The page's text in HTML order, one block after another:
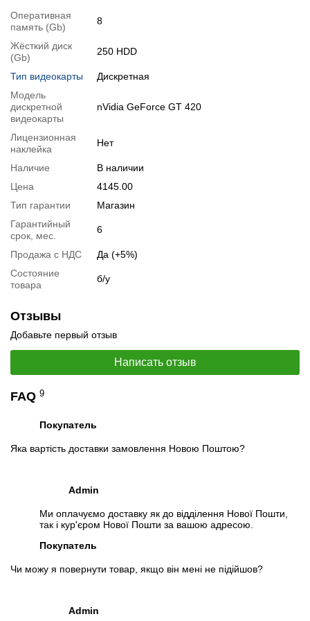
Тестирование видеокарты:
📧
Запрос оптовой цены
Отслеживать в Instagram
Отслеживать на Facebook
Оперативная
память (Gb)
8
Жёсткий диск
(Gb)
250 HDD
Тип видеокарты
Дискретная
Модель
дискретной
видеокарты
nVidia GeForce GT 420
Лицензионная
наклейка
Нет
Наличие
В наличии
Цена
4145.00
Тип гарантии
Магазин
Гарантийный
срок, мес.
6
Продажа с НДС
Да (+5%)
Состояние
товара
б/у
Отзывы
Добавьте первый отзыв
Написать отзыв
FAQ 9
Покупатель
Яка вартість доставки замовлення Новою Поштою?
Admin
Ми оплачуємо доставку як до відділення Нової Пошти,
так і кур'єром Нової Пошти за вашою адресою.
Покупатель
Чи можу я повернути товар, якщо він мені не підійшов?
Admin